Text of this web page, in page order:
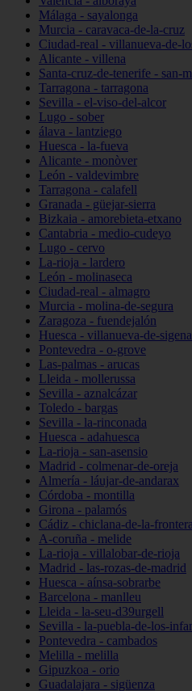
Málaga - sayalonga
Murcia - caravaca-de-la-cruz
Ciudad-real - villanueva-de-
Alicante - villena
Santa-cruz-de-tenerife - san-
Tarragona - tarragona
Sevilla - el-viso-del-alcor
Lugo - sober
álava - lantziego
Huesca - la-fueva
Alicante - monòver
León - valdevimbre
Tarragona - calafell
Granada - güejar-sierra
Bizkaia - amorebieta-etxano
Cantabria - medio-cudeyo
Lugo - cervo
La-rioja - lardero
León - molinaseca
Ciudad-real - almagro
Murcia - molina-de-segura
Zaragoza - fuendejalón
Huesca - villanueva-de-sigena
Pontevedra - o-grove
Las-palmas - arucas
Lleida - mollerussa
Sevilla - aznalcázar
Toledo - bargas
Sevilla - la-rinconada
Huesca - adahuesca
La-rioja - san-asensio
Madrid - colmenar-de-oreja
Almería - láujar-de-andarax
Córdoba - montilla
Girona - palamós
Cádiz - chiclana-de-la-frontera
A-coruña - melide
La-rioja - villalobar-de-rioja
Madrid - las-rozas-de-madrid
Huesca - aínsa-sobrarbe
Barcelona - manlleu
Lleida - la-seu-d39urgell
Sevilla - la-puebla-de-los-
Pontevedra - cambados
Melilla - melilla
Gipuzkoa - orio
Guadalajara - sigüenza